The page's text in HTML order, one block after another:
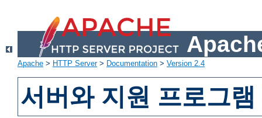
Apache > HTTP Server> Documentation > Version 2.4
서버와 지원 프로그램